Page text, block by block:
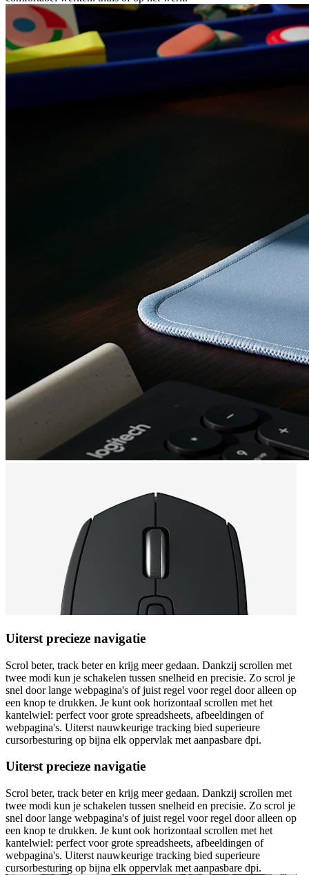
Uiterst precieze navigatie
Scrol beter, track beter en krijg meer gedaan. Dankzij scrollen met
twee modi kun je schakelen tussen snelheid en precisie. Zo scrol je
snel door lange webpagina's of juist regel voor regel door alleen op
een knop te drukken. Je kunt ook horizontaal scrollen met het
kantelwiel: perfect voor grote spreadsheets, afbeeldingen of
webpagina's. Uiterst nauwkeurige tracking bied superieure
cursorbesturing op bijna elk oppervlak met aanpasbare dpi.
Uiterst precieze navigatie
Scrol beter, track beter en krijg meer gedaan. Dankzij scrollen met
twee modi kun je schakelen tussen snelheid en precisie. Zo scrol je
snel door lange webpagina's of juist regel voor regel door alleen op
een knop te drukken. Je kunt ook horizontaal scrollen met het
kantelwiel: perfect voor grote spreadsheets, afbeeldingen of
webpagina's. Uiterst nauwkeurige tracking bied superieure
cursorbesturing op bijna elk oppervlak met aanpasbare dpi.